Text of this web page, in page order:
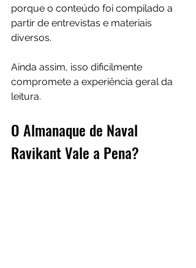
porque o conteúdo foi compilado a
partir de entrevistas e materiais
diversos.
Ainda assim, isso dificilmente
compromete a experiência geral da
leitura.
O Almanaque de Naval
Ravikant Vale a Pena?